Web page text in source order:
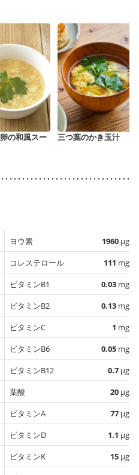
の和風スー
三つ葉のかき玉汁
ヨウ素 1960 µg
コレステロール
111 mg
ビタミンB1
0.03 mg
ビタミンB2
0.13 mg
ビタミンC
1 mg
ビタミンB6
0.05 mg
ビタミンB12
0.7 µg
葉酸
20 µg
ビタミンA
77 µg
ビタミンD
1.1 µg
ビタミンK
15 µg